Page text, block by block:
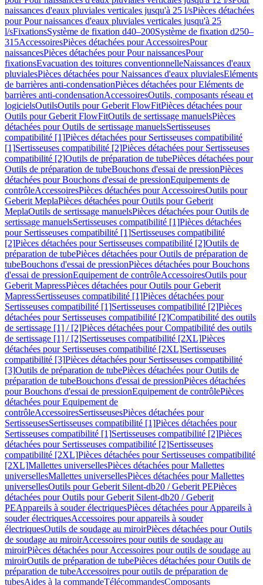
naissances d'eaux pluviales verticales jusqu'à 25 l/sPièces détachées
pour Pour naissances d'eaux pluviales verticales jusqu'à 25
l/sFixationsSystème de fixation d40–200Système de fixation d250–
315AccessoiresPièces détachées pour AccessoiresPour
naissancesPièces détachées pour Pour naissancesPour
fixationsEvacuation des toitures conventionnelleNaissances d'eaux
pluvialesPièces détachées pour Naissances d'eaux pluvialesEléments
de barrières anti-condensationPièces détachées pour Eléments de
barrières anti-condensationAccessoiresOutils, composants réseau et
logicielsOutilsOutils pour Geberit FlowFitPièces détachées pour
Outils pour Geberit FlowFitOutils de sertissage manuelsPièces
détachées pour Outils de sertissage manuelsSertisseuses
compatibilité [1]Pièces détachées pour Sertisseuses compatibilité
[1]Sertisseuses compatibilité [2]Pièces détachées pour Sertisseuses
compatibilité [2]Outils de préparation de tubePièces détachées pour
Outils de préparation de tubeBouchons d'essai de pressionPièces
détachées pour Bouchons d'essai de pressionEquipements de
contrôleAccessoiresPièces détachées pour AccessoiresOutils pour
Geberit MeplaPièces détachées pour Outils pour Geberit
MeplaOutils de sertissage manuelsPièces détachées pour Outils de
sertissage manuelsSertisseuses compatibilité [1]Pièces détachées
pour Sertisseuses compatibilité [1]Sertisseuses compatibilité
[2]Pièces détachées pour Sertisseuses compatibilité [2]Outils de
préparation de tubePièces détachées pour Outils de préparation de
tubeBouchons d'essai de pressionPièces détachées pour Bouchons
d'essai de pressionEquipement de contrôleAccessoiresOutils pour
Geberit MapressPièces détachées pour Outils pour Geberit
MapressSertisseuses compatibilité [1]Pièces détachées pour
Sertisseuses compatibilité [1]Sertisseuses compatibilité [2]Pièces
détachées pour Sertisseuses compatibilité [2]Compatibilité des outils
de sertissage [1] / [2]Pièces détachées pour Compatibilité des outils
de sertissage [1] / [2]Sertisseuses compatibilité [2XL]Pièces
détachées pour Sertisseuses compatibilité [2XL]Sertisseuses
compatibilité [3]Pièces détachées pour Sertisseuses compatibilité
[3]Outils de préparation de tubePièces détachées pour Outils de
préparation de tubeBouchons d'essai de pressionPièces détachées
pour Bouchons d'essai de pressionEquipement de contrôlePièces
détachées pour Equipement de
contrôleAccessoiresSertisseusesPièces détachées pour
SertisseusesSertisseuses compatibilité [1]Pièces détachées pour
Sertisseuses compatibilité [1]Sertisseuses compatibilité [2]Pièces
détachées pour Sertisseuses compatibilité [2]Sertisseuses
compatibilité [2XL]Pièces détachées pour Sertisseuses compatibilité
[2XL]Mallettes universellesPièces détachées pour Mallettes
universellesMallettes universellesPièces détachées pour Mallettes
universellesOutils pour Geberit Silent-db20 / Geberit PEPièces
détachées pour Outils pour Geberit Silent-db20 / Geberit
PEAppareils à souder électriquesPièces détachées pour Appareils à
souder électriquesAccessoires pour appareils à souder
électriquesOutils de soudage au miroirPièces détachées pour Outils
de soudage au miroirAccessoires pour outils de soudage au
miroirPièces détachées pour Accessoires pour outils de soudage au
miroirOutils de préparation de tubePièces détachées pour Outils de
préparation de tubeAccessoires pour outils de préparation de
tubesAides à la commandeTélécommandesComposants